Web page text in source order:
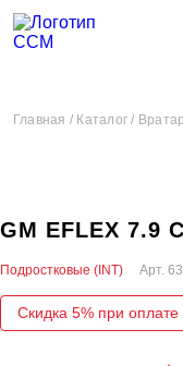
Главная / Каталог /
GM EFLEX 7.9
Подростковые (INT) Арт.
Скидка 5% при